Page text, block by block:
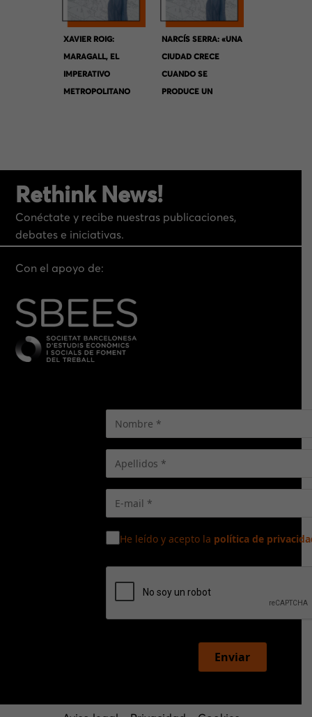
XAVIER ROIG:
MARAGALL, EL
IMPERATIVO
METROPOLITANO
NARCÍS SERRA: «UNA
CIUDAD CRECE
CUANDO SE
PRODUCE UN
Rethink News!
Conéctate y recibe nuestras publicaciones,
debates e iniciativas.
Con el apoyo de:
He leído y acepto la política de
Enviar